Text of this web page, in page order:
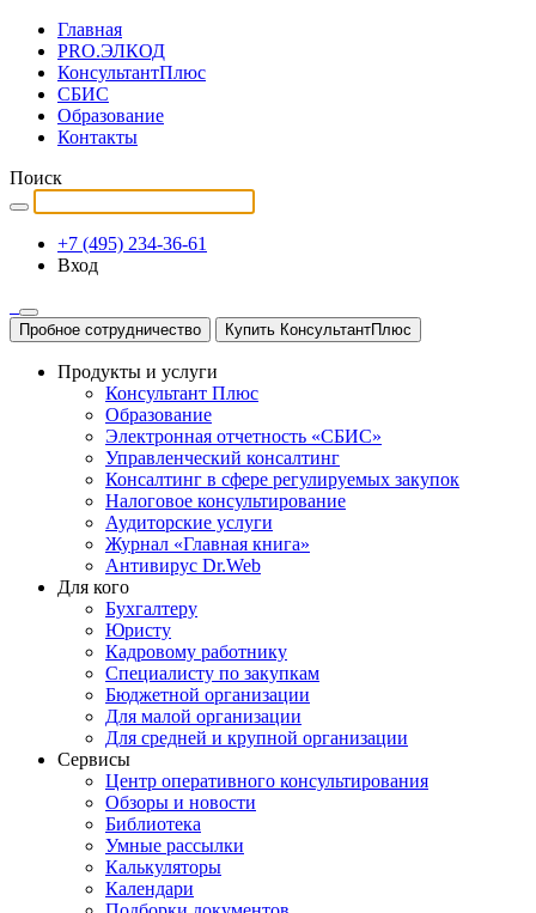
Главная
PRO.ЭЛКОД
КонсультантПлюс
СБИС
Образование
Контакты
Поиск
+7 (495) 234-36-61
Вход
Пробное сотрудничество Купить КонсультантПлюс
Продукты и услуги
Консультант Плюс
Образование
Электронная отчетность «СБИС»
Управленческий консалтинг
Консалтинг в сфере регулируемых закупок
Налоговое консультирование
Аудиторские услуги
Журнал «Главная книга»
Антивирус Dr.Web
Для кого
Бухгалтеру
Юристу
Кадровому работнику
Специалисту по закупкам
Бюджетной организации
Для малой организации
Для средней и крупной организации
Сервисы
Центр оперативного консультирования
Обзоры и новости
Библиотека
Умные рассылки
Калькуляторы
Календари